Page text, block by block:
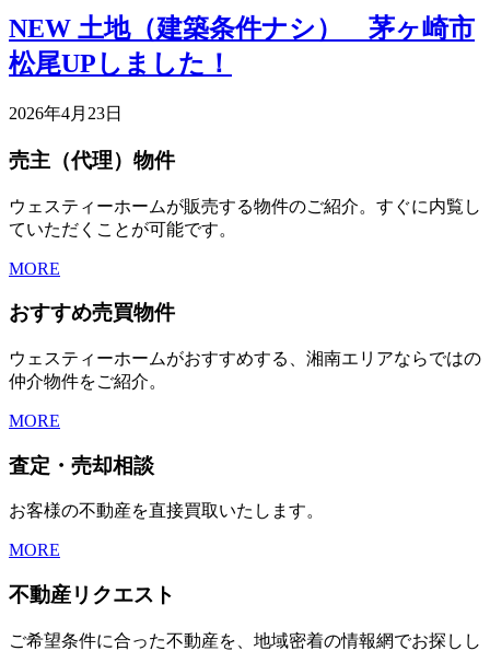
NEW 土地（建築条件ナシ） 茅ヶ崎市
松尾UPしました！
2026年4月23日
売主（代理）物件
ウェスティーホームが販売する物件のご紹介。すぐに内覧し
ていただくことが可能です。
MORE
おすすめ売買物件
ウェスティーホームがおすすめする、湘南エリアならではの
仲介物件をご紹介。
MORE
査定・売却相談
お客様の不動産を直接買取いたします。
MORE
不動産リクエスト
ご希望条件に合った不動産を、地域密着の情報網でお探しし